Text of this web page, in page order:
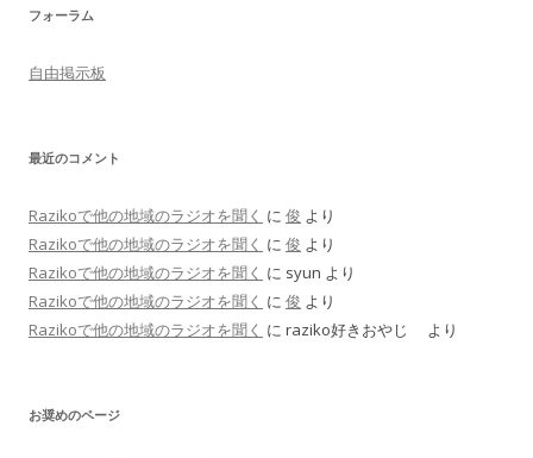
フォーラム
自由掲示板
最近のコメント
Razikoで他の地域のラジオを聞く に 俊 より
Razikoで他の地域のラジオを聞く に 俊 より
Razikoで他の地域のラジオを聞く に syun より
Razikoで他の地域のラジオを聞く に 俊 より
Razikoで他の地域のラジオを聞く に raziko好きおやじ より
お奨めのページ